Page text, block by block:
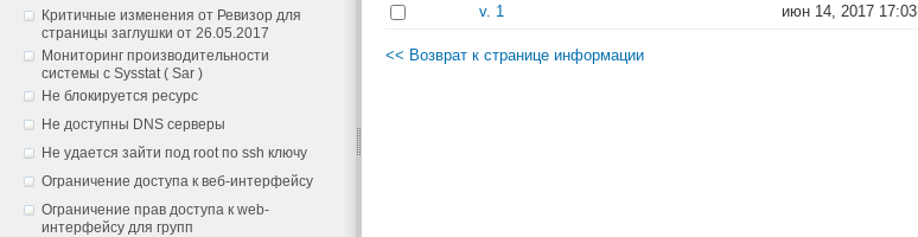
Критичные изменения от Ревизор для
страницы заглушки от 26.05.2017
Мониторинг производительности
системы с Sysstat ( Sar )
Не блокируется ресурс
Не доступны DNS серверы
Не удается зайти под root по ssh ключу
Ограничение доступа к веб-интерфейсу
Ограничение прав доступа к web-
интерфейсу для групп
v. 1
июн 14, 2017 17:03
<< Возврат к странице информации